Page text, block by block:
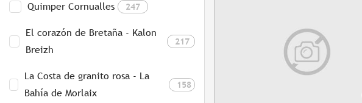
Quimper Cornualles 247
El corazón de Bretaña - Kalon
Breizh
217
La Costa de granito rosa - La
Bahía de Morlaix
158